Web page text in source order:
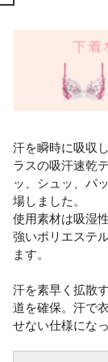
汗を瞬時に吸収
ラスの吸汗速乾
ッ、シュッ、パ
場しました。
使用素材は吸湿
強いポリエステ
ます。
汗を素早く拡散
道を確保。汗で
せない仕様にな